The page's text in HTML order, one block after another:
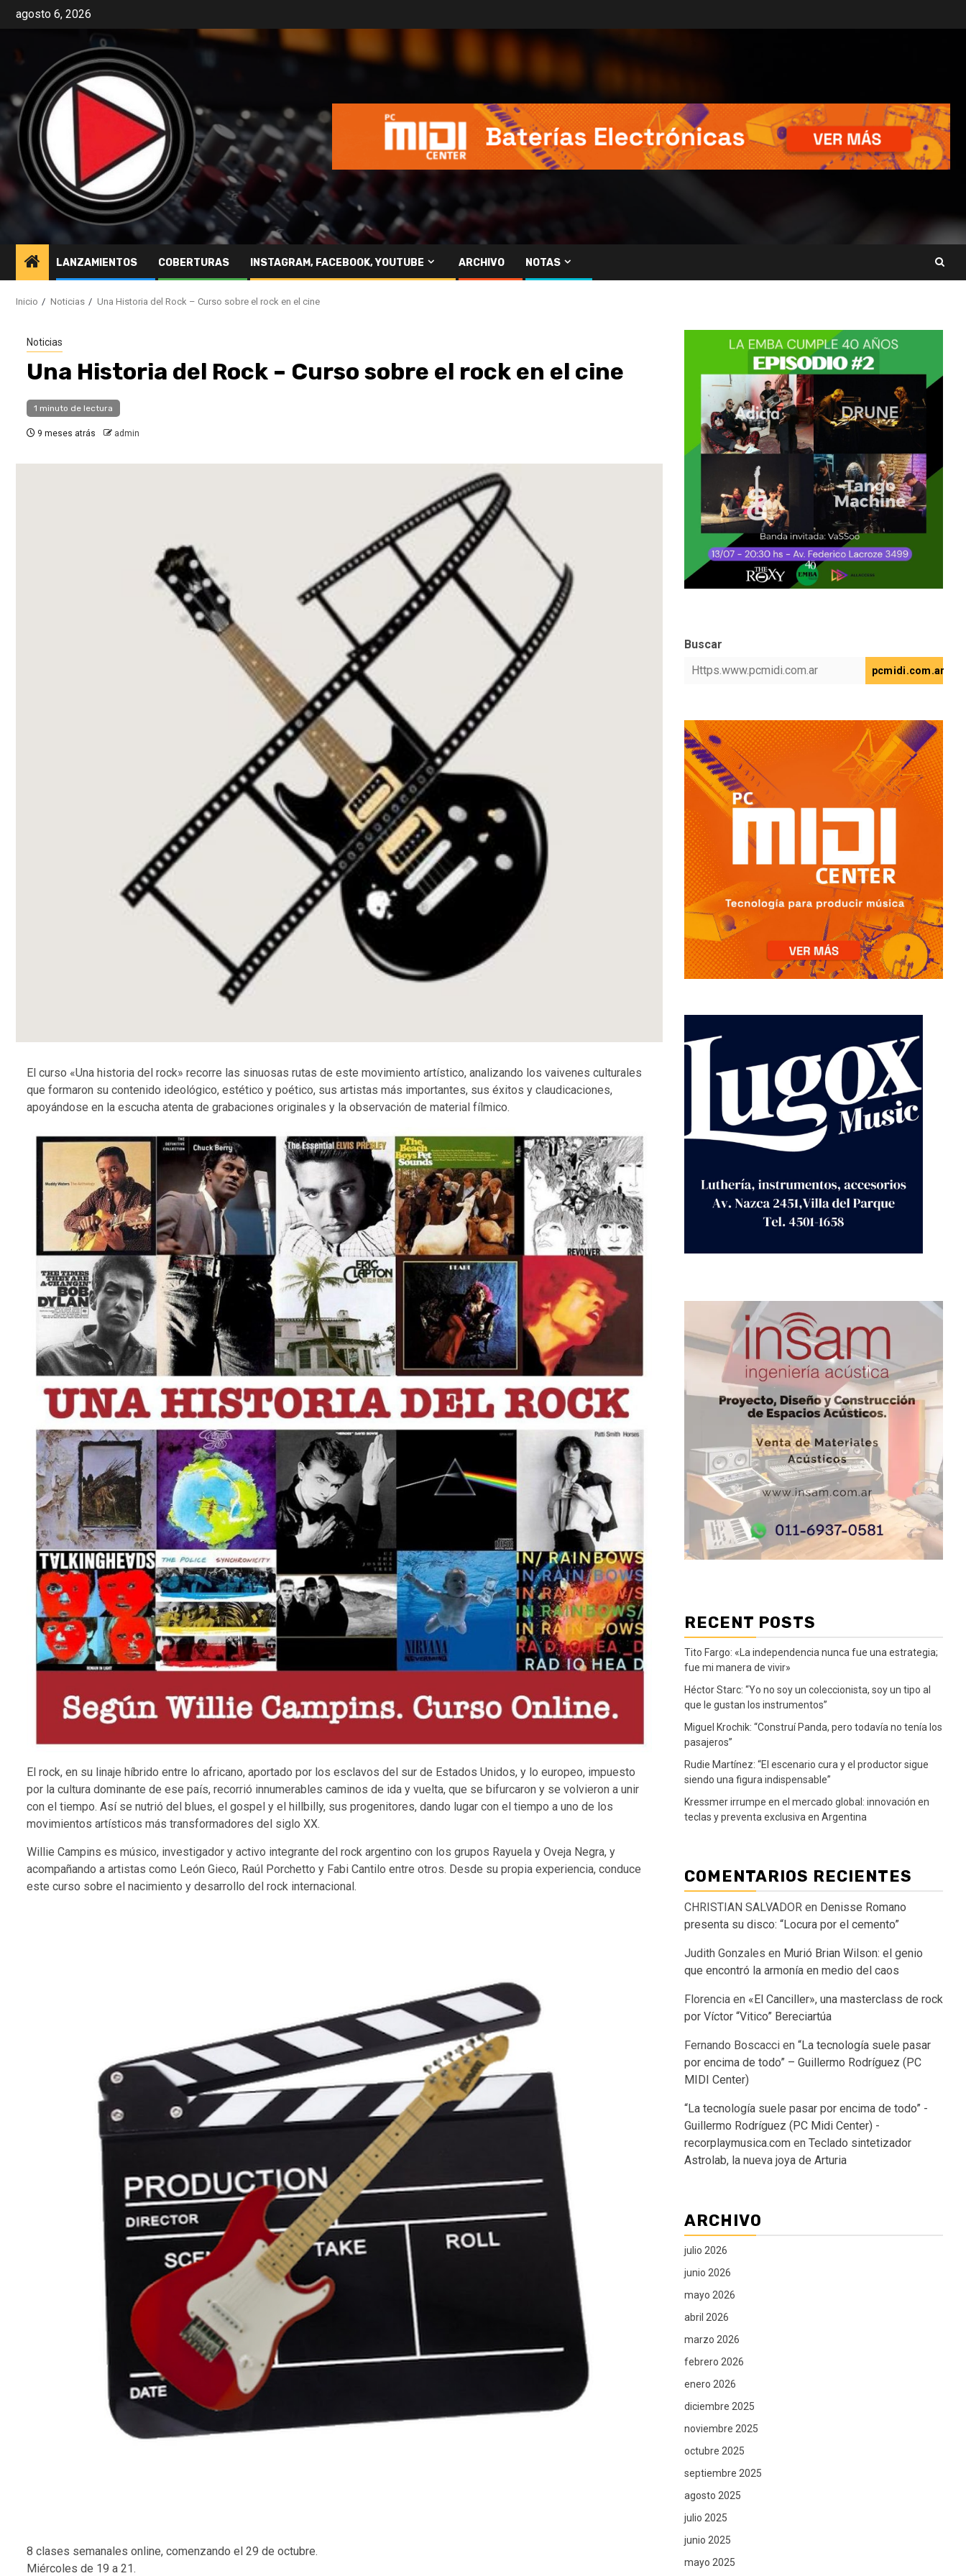
agosto 6, 2026
LANZAMIENTOS COBERTURAS INSTAGRAM, FACEBOOK, YOUTUBE ARCHIVO NOTAS
Inicio Noticias Una Historia del Rock – Curso sobre el rock en el cine
Noticias
Una Historia del Rock – Curso sobre el rock en el cine
1 minuto de lectura
9 meses atrás admin
El curso «Una historia del rock» recorre las sinuosas rutas de este movimiento artístico, analizando los vaivenes culturales
que formaron su contenido ideológico, estético y poético, sus artistas más importantes, sus éxitos y claudicaciones,
apoyándose en la escucha atenta de grabaciones originales y la observación de material fílmico.
El rock, en su linaje híbrido entre lo africano, aportado por los esclavos del sur de Estados Unidos, y lo europeo, impuesto
por la cultura dominante de ese país, recorrió innumerables caminos de ida y vuelta, que se bifurcaron y se volvieron a unir
con el tiempo. Así se nutrió del blues, el gospel y el hillbilly, sus progenitores, dando lugar con el tiempo a uno de los
movimientos artísticos más transformadores del siglo XX.
Willie Campins es músico, investigador y activo integrante del rock argentino con los grupos Rayuela y Oveja Negra, y
acompañando a artistas como León Gieco, Raúl Porchetto y Fabi Cantilo entre otros. Desde su propia experiencia, conduce
este curso sobre el nacimiento y desarrollo del rock internacional.
8 clases semanales online, comenzando el 29 de octubre.
Miércoles de 19 a 21.
Buscar
pcmidi.com.ar
RECENT POSTS
Tito Fargo: «La independencia nunca fue una estrategia;
fue mi manera de vivir»
Héctor Starc: “Yo no soy un coleccionista, soy un tipo al
que le gustan los instrumentos”
Miguel Krochik: “Construí Panda, pero todavía no tenía los
pasajeros”
Rudie Martínez: “El escenario cura y el productor sigue
siendo una figura indispensable”
Kressmer irrumpe en el mercado global: innovación en
teclas y preventa exclusiva en Argentina
COMENTARIOS RECIENTES
CHRISTIAN SALVADOR en Denisse Romano
presenta su disco: “Locura por el cemento”
Judith Gonzales en Murió Brian Wilson: el genio
que encontró la armonía en medio del caos
Florencia en «El Canciller», una masterclass de rock
por Víctor “Vitico” Bereciartúa
Fernando Boscacci en “La tecnología suele pasar
por encima de todo” – Guillermo Rodríguez (PC
MIDI Center)
“La tecnología suele pasar por encima de todo” -
Guillermo Rodríguez (PC Midi Center) -
recorplaymusica.com en Teclado sintetizador
Astrolab, la nueva joya de Arturia
ARCHIVO
julio 2026
junio 2026
mayo 2026
abril 2026
marzo 2026
febrero 2026
enero 2026
diciembre 2025
noviembre 2025
octubre 2025
septiembre 2025
agosto 2025
julio 2025
junio 2025
mayo 2025